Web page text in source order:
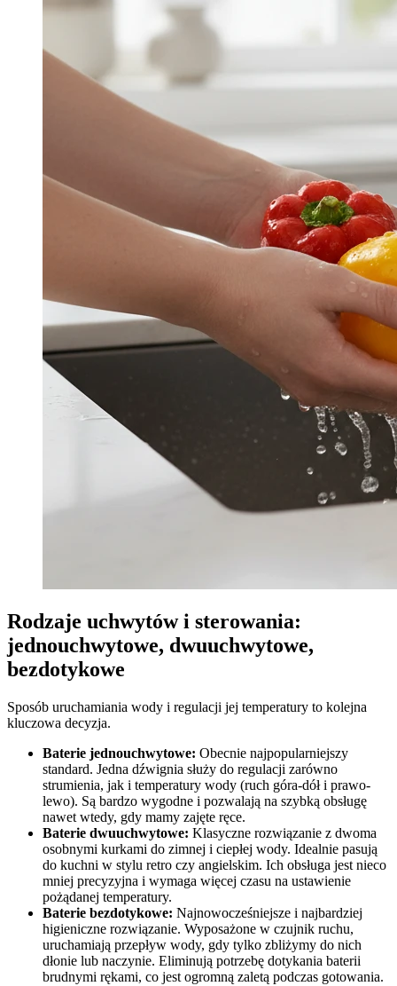
Rodzaje uchwytów i sterowania:
jednouchwytowe, dwuuchwytowe,
bezdotykowe
Sposób uruchamiania wody i regulacji jej temperatury to kolejna
kluczowa decyzja.
Baterie jednouchwytowe: Obecnie najpopularniejszy
standard. Jedna dźwignia służy do regulacji zarówno
strumienia, jak i temperatury wody (ruch góra-dół i prawo-
lewo). Są bardzo wygodne i pozwalają na szybką obsługę
nawet wtedy, gdy mamy zajęte ręce.
Baterie dwuuchwytowe: Klasyczne rozwiązanie z dwoma
osobnymi kurkami do zimnej i ciepłej wody. Idealnie pasują
do kuchni w stylu retro czy angielskim. Ich obsługa jest nieco
mniej precyzyjna i wymaga więcej czasu na ustawienie
pożądanej temperatury.
Baterie bezdotykowe: Najnowocześniejsze i najbardziej
higieniczne rozwiązanie. Wyposażone w czujnik ruchu,
uruchamiają przepływ wody, gdy tylko zbliżymy do nich
dłonie lub naczynie. Eliminują potrzebę dotykania baterii
brudnymi rękami, co jest ogromną zaletą podczas gotowania.